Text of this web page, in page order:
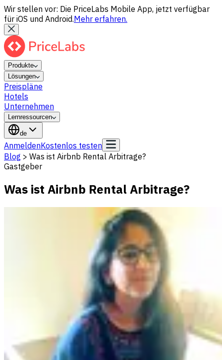
Wir stellen vor: Die PriceLabs Mobile App, jetzt verfügbar
für iOS und Android.Mehr erfahren.
Produkte
Lösungen
Preispläne
Hotels
Unternehmen
Lernressourcen
de
AnmeldenKostenlos testen
Blog > Was ist Airbnb Rental Arbitrage?
Gastgeber
Was ist Airbnb Rental Arbitrage?